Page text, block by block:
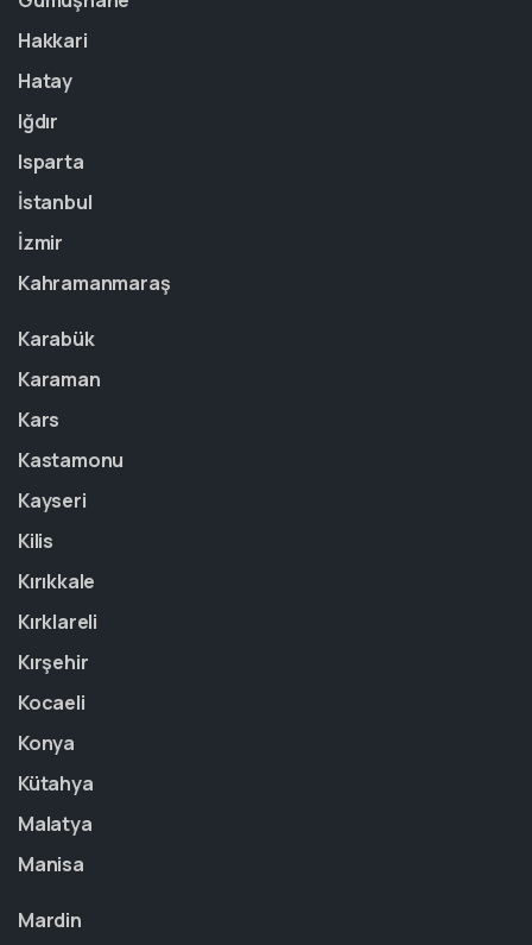
Hakkari
Hatay
Iğdır
Isparta
İstanbul
İzmir
Kahramanmaraş
Karabük
Karaman
Kars
Kastamonu
Kayseri
Kilis
Kırıkkale
Kırklareli
Kırşehir
Kocaeli
Konya
Kütahya
Malatya
Manisa
Mardin